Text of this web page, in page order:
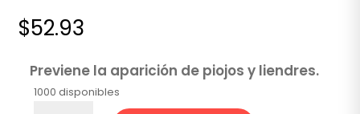
$52.93
Previene la aparición de piojos y liendres.
1000 disponibles